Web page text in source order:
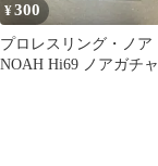
¥300
プロレスリング・ノア
NOAH Hi69 ノアガチャ